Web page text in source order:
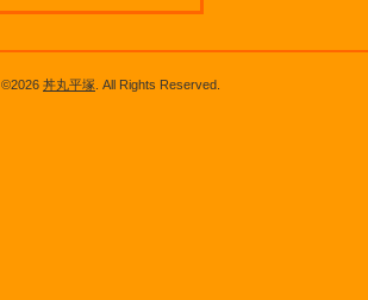
©2026 丼丸平塚 . All Rights Reserved.